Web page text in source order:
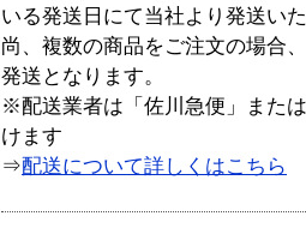
いる発送日にて当社より発送い
尚、複数の商品をご注文の場合
発送となります。
※配送業者は「佐川急便」また
けます
⇒配送について詳しくはこちら